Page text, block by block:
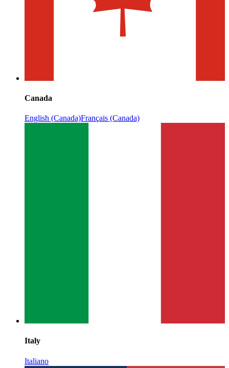
Canada
English (Canada)Français (Canada)
Italy
Italiano